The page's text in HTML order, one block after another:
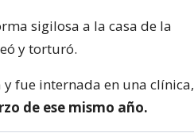
sigilosa a la casa de la
y torturó.
fue internada en una clínica,
de ese mismo año.